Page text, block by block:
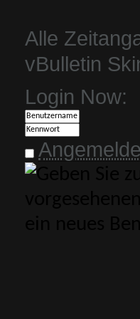
Alle
vBulletin
Login Now: